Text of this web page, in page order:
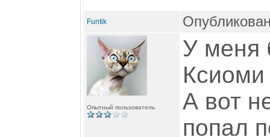
Funtik
Опытный пользователь
У меня
Ксиоми
А вот
попал